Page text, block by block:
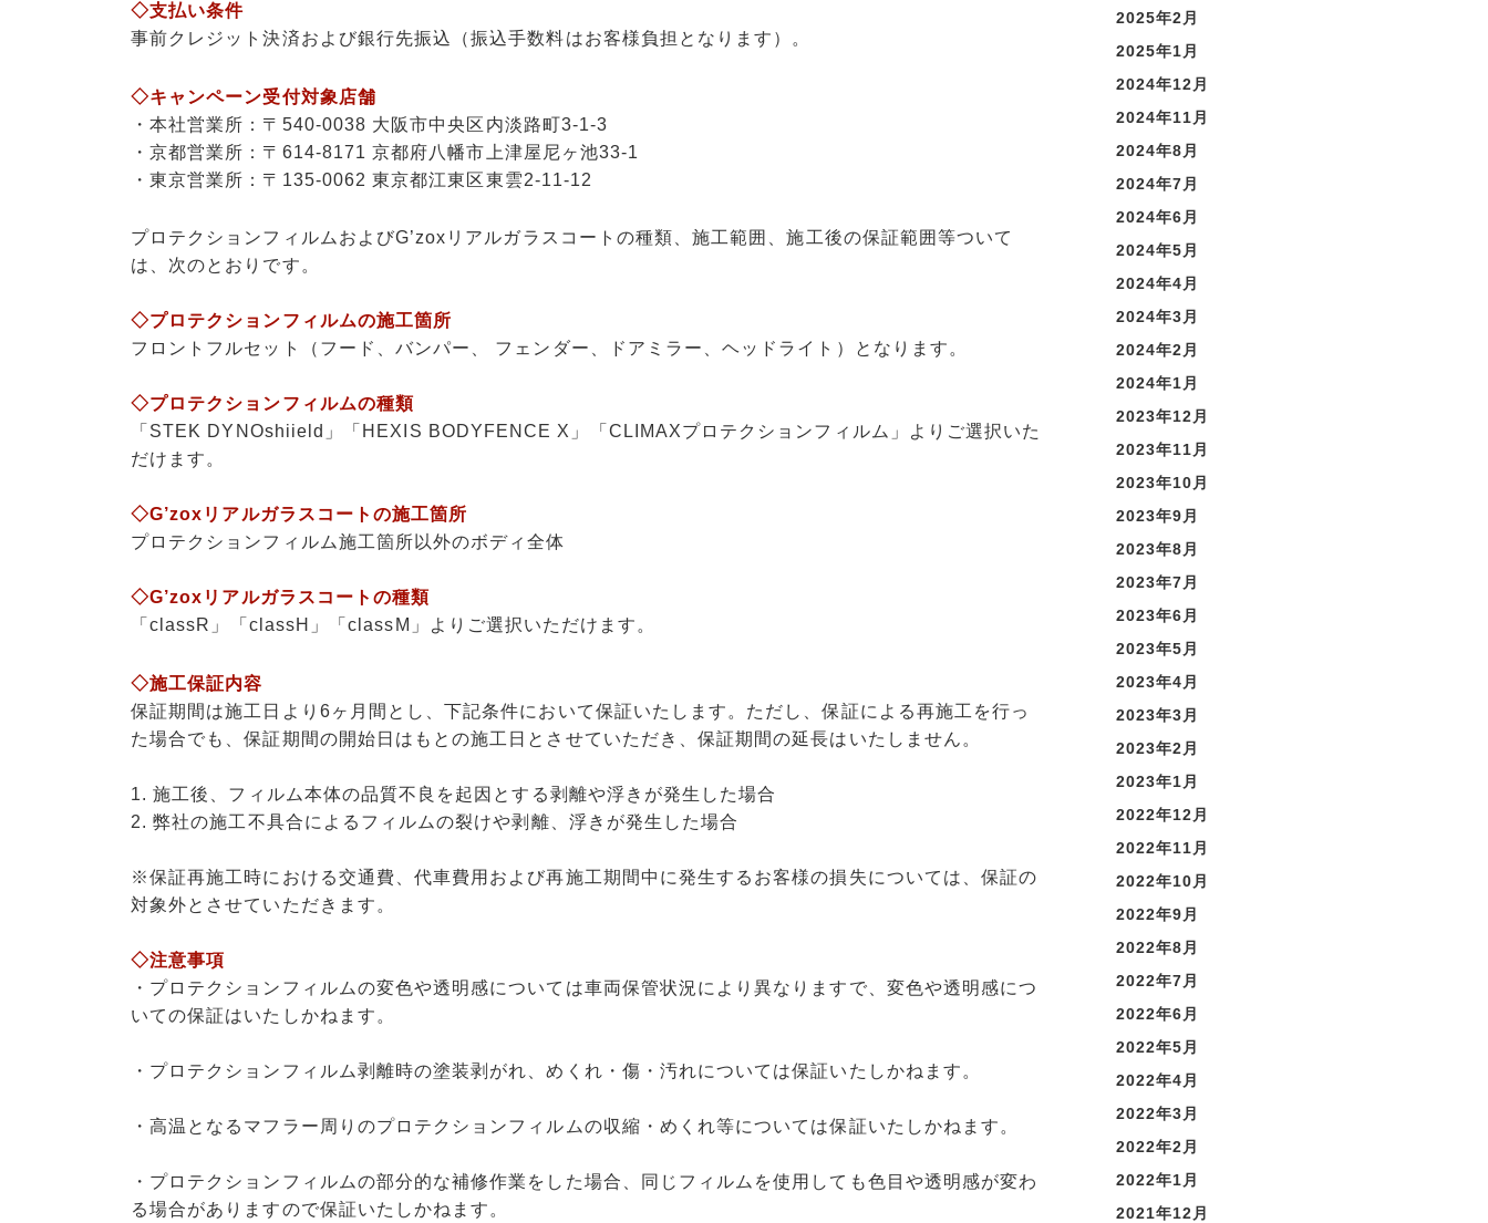
◇支払い条件
事前クレジット決済および銀行先振込（振込手数料はお客様負担となります）。
◇キャンペーン受付対象店舗
・本社営業所：〒540-0038 大阪市中央区内淡路町3-1-3
・京都営業所：〒614-8171 京都府八幡市上津屋尼ヶ池33-1
・東京営業所：〒135-0062 東京都江東区東雲2-11-12
プロテクションフィルムおよびG’zoxリアルガラスコートの種類、施工範囲、施工後の保証範囲等ついて
は、次のとおりです。
◇プロテクションフィルムの施工箇所
フロントフルセット（フード、バンパー、 フェンダー、ドアミラー、ヘッドライト）となります。
◇プロテクションフィルムの種類
「 STEK DYNOshiield 」「 HEXIS BODYFENCE X 」「 CLIMAXプロテクションフィルム 」よりご選択いた
だけます。
◇G’zoxリアルガラスコートの施工箇所
プロテクションフィルム施工箇所以外のボディ全体
◇G’zoxリアルガラスコートの種類
「classR 」「 classH 」「classM 」よりご選択いただけます。
◇施工保証内容
保証期間は施工日より6ヶ月間とし、下記条件において保証いたします。ただし、保証による再施工を行っ
た場合でも、保証期間の開始日はもとの施工日とさせていただき、保証期間の延長はいたしません。
1. 施工後、フィルム本体の品質不良を起因とする剥離や浮きが発生した場合
2. 弊社の施工不具合によるフィルムの裂けや剥離、浮きが発生した場合
※保証再施工時における交通費、代車費用および再施工期間中に発生するお客様の損失については、保証の
対象外とさせていただきます。
◇注意事項
・プロテクションフィルムの変色や透明感については車両保管状況により異なりますで、変色や透明感につ
いての保証はいたしかねます。
・プロテクションフィルム剥離時の塗装剥がれ、めくれ・傷・汚れについては保証いたしかねます。
・高温となるマフラー周りのプロテクションフィルムの収縮・めくれ等については保証いたしかねます。
・プロテクションフィルムの部分的な補修作業をした場合、同じフィルムを使用しても色目や透明感が変わ
る場合がありますので保証いたしかねます。
2025年2月
2025年1月
2024年12月
2024年11月
2024年8月
2024年7月
2024年6月
2024年5月
2024年4月
2024年3月
2024年2月
2024年1月
2023年12月
2023年11月
2023年10月
2023年9月
2023年8月
2023年7月
2023年6月
2023年5月
2023年4月
2023年3月
2023年2月
2023年1月
2022年12月
2022年11月
2022年10月
2022年9月
2022年8月
2022年7月
2022年6月
2022年5月
2022年4月
2022年3月
2022年2月
2022年1月
2021年12月